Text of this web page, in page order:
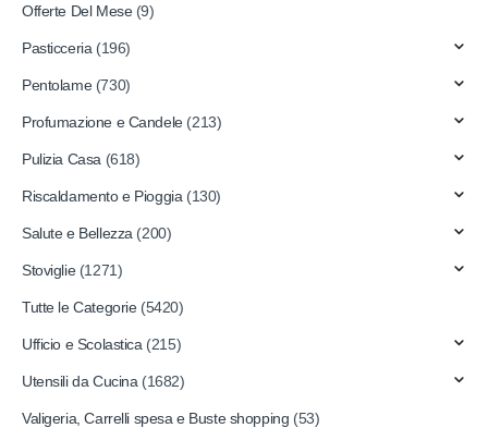
Offerte Del Mese (9)
Pasticceria (196)
Pentolame (730)
Profumazione e Candele (213)
Pulizia Casa (618)
Riscaldamento e Pioggia (130)
Salute e Bellezza (200)
Stoviglie (1271)
Tutte le Categorie (5420)
Ufficio e Scolastica (215)
Utensili da Cucina (1682)
Valigeria, Carrelli spesa e Buste shopping (53)